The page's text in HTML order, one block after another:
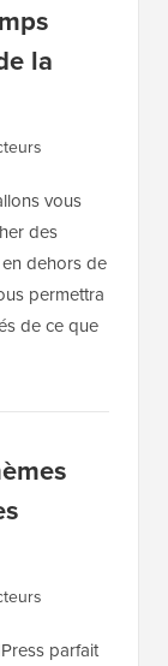
la
vous
des
dehors de
permettra
de ce que
parfait